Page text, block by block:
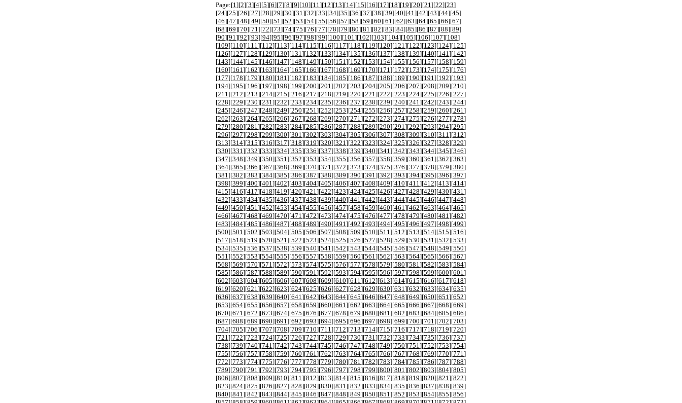
Page:[1 ][2][3][4][5][6][7][8][9][10][11 ][12][13][14][15][16][17][18][19][20][21 ][22][23]
[24][25][26][27][28][29][30][31 ][32][33][34][35][36][37][38][39][40][41 ][42][43][44][45]
[46][47][48][49][50][51 ][52][53][54][55][56][57][58][59][60][61 ][62][63][64][65][66][67]
[68][69][70][71 ][72][73][74][75][76][77][78][79][80][81 ][82][83][84][85][86][87][88][89]
[90][91 ][92][93][94][95][96][97][98][99][100][101 ][102][103][104][105][106][107][108]
[109][110][111 ][112][113][114][115][116][117][118][119][120][121 ][122][123][124][125]
[126][127][128][129][130][131 ][132][133][134][135][136][137][138][139][140][141 ][142]
[143][144][145][146][147][148][149][150][151 ][152][153][154][155][156][157][158][159]
[160][161 ][162][163][164][165][166][167][168][169][170][171 ][172][173][174][175][176]
[177][178][179][180][181 ][182][183][184][185][186][187][188][189][190][191 ][192][193]
[194][195][196][197][198][199][200][201 ][202][203][204][205][206][207][208][209][210]
[211 ][212][213][214][215][216][217][218][219][220][221 ][222][223][224][225][226][227]
[228][229][230][231 ][232][233][234][235][236][237][238][239][240][241 ][242][243][244]
[245][246][247][248][249][250][251 ][252][253][254][255][256][257][258][259][260][261 ]
[262][263][264][265][266][267][268][269][270][271 ][272][273][274][275][276][277][278]
[279][280][281 ][282][283][284][285][286][287][288][289][290][291 ][292][293][294][295]
[296][297][298][299][300][301 ][302][303][304][305][306][307][308][309][310][311 ][312]
[313][314][315][316][317][318][319][320][321 ][322][323][324][325][326][327][328][329]
[330][331 ][332][333][334][335][336][337][338][339][340][341 ][342][343][344][345][346]
[347][348][349][350][351 ][352][353][354][355][356][357][358][359][360][361 ][362][363]
[364][365][366][367][368][369][370][371 ][372][373][374][375][376][377][378][379][380]
[381 ][382][383][384][385][386][387][388][389][390][391 ][392][393][394][395][396][397]
[398][399][400][401 ][402][403][404][405][406][407][408][409][410][411 ][412][413][414]
[415][416][417][418][419][420][421 ][422][423][424][425][426][427][428][429][430][431 ]
[432][433][434][435][436][437][438][439][440][441 ][442][443][444][445][446][447][448]
[449][450][451 ][452][453][454][455][456][457][458][459][460][461 ][462][463][464][465]
[466][467][468][469][470][471 ][472][473][474][475][476][477][478][479][480][481 ][482]
[483][484][485][486][487][488][489][490][491 ][492][493][494][495][496][497][498][499]
[500][501 ][502][503][504][505][506][507][508][509][510][511 ][512][513][514][515][516]
[517][518][519][520][521 ][522][523][524][525][526][527][528][529][530][531 ][532][533]
[534][535][536][537][538][539][540][541 ][542][543][544][545][546][547][548][549][550]
[551 ][552][553][554][555][556][557][558][559][560][561 ][562][563][564][565][566][567]
[568][569][570][571 ][572][573][574][575][576][577][578][579][580][581 ][582][583][584]
[585][586][587][588][589][590][591 ][592][593][594][595][596][597][598][599][600][601 ]
[602][603][604][605][606][607][608][609][610][611 ][612][613][614][615][616][617][618]
[619][620][621 ][622][623][624][625][626][627][628][629][630][631 ][632][633][634][635]
[636][637][638][639][640][641 ][642][643][644][645][646][647][648][649][650][651 ][652]
[653][654][655][656][657][658][659][660][661 ][662][663][664][665][666][667][668][669]
[670][671 ][672][673][674][675][676][677][678][679][680][681 ][682][683][684][685][686]
[687][688][689][690][691 ][692][693][694][695][696][697][698][699][700][701 ][702][703]
[704][705][706][707][708][709][710][711 ][712][713][714][715][716][717][718][719][720]
[721 ][722][723][724][725][726][727][728][729][730][731 ][732][733][734][735][736][737]
[738][739][740][741 ][742][743][744][745][746][747][748][749][750][751 ][752][753][754]
[755][756][757][758][759][760][761 ][762][763][764][765][766][767][768][769][770][771 ]
[772][773][774][775][776][777][778][779][780][781 ][782][783][784][785][786][787][788]
[789][790][791 ][792][793][794][795][796][797][798][799][800][801 ][802][803][804][805]
[806][807][808][809][810][811 ][812][813][814][815][816][817][818][819][820][821 ][822]
[823][824][825][826][827][828][829][830][831 ][832][833][834][835][836][837][838][839]
[840][841 ][842][843][844][845][846][847][848][849][850][851 ][852][853][854][855][856]